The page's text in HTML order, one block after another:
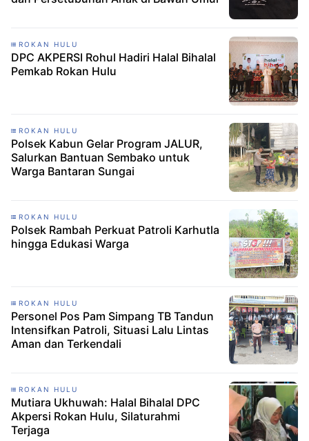
ROKAN HULU
DPC AKPERSI Rohul Hadiri Halal Bihalal
Pemkab Rokan Hulu
ROKAN HULU
Polsek Kabun Gelar Program JALUR,
Salurkan Bantuan Sembako untuk
Warga Bantaran Sungai
ROKAN HULU
Polsek Rambah Perkuat Patroli Karhutla
hingga Edukasi Warga
ROKAN HULU
Personel Pos Pam Simpang TB Tandun
Intensifkan Patroli, Situasi Lalu Lintas
Aman dan Terkendali
ROKAN HULU
Mutiara Ukhuwah: Halal Bihalal DPC
Akpersi Rokan Hulu, Silaturahmi
Terjaga